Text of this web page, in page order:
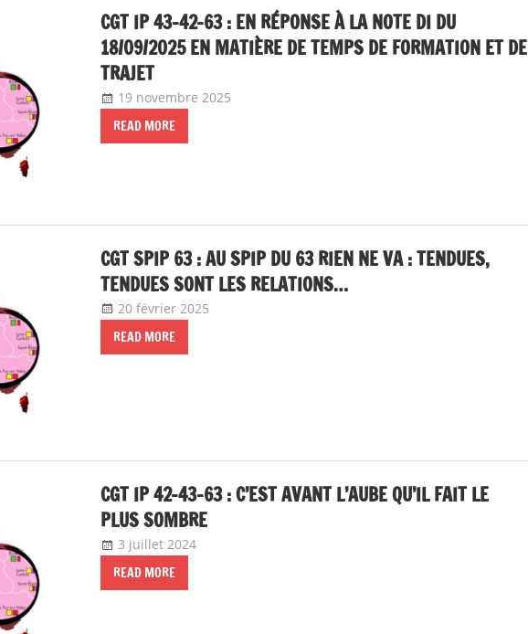
CGT IP 43-42-63 : EN RÉPONSE À LA NOTE DI DU
18/09/2025 EN MATIÈRE DE TEMPS DE FORMATION ET DE
TRAJET
19 novembre 2025
READ MORE
CGT SPIP 63 : AU SPIP DU 63 RIEN NE VA : TENDUES,
TENDUES SONT LES RELATIONS…
20 février 2025
READ MORE
CGT IP 42-43-63 : C’EST AVANT L’AUBE QU’IL FAIT LE
PLUS SOMBRE
3 juillet 2024
READ MORE